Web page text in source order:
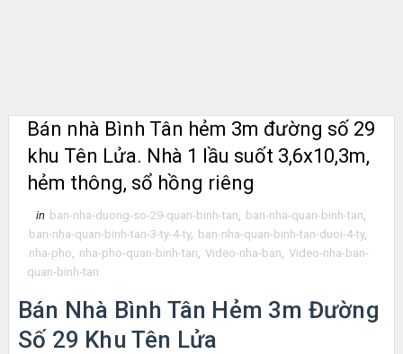
Bán nhà Bình Tân hẻm 3m đường số 29
khu Tên Lửa. Nhà 1 lầu suốt 3,6x10,3m,
hẻm thông, sổ hồng riêng
in ban-nha-duong-so-29-quan-binh-tan, ban-nha-quan-binh-tan,
ban-nha-quan-binh-tan-3-ty-4-ty, ban-nha-quan-binh-tan-duoi-4-ty,
nha-pho, nha-pho-quan-binh-tan, Video-nha-ban, Video-nha-ban-
quan-binh-tan
Bán Nhà Bình Tân Hẻm 3m Đường
Số 29 Khu Tên Lửa